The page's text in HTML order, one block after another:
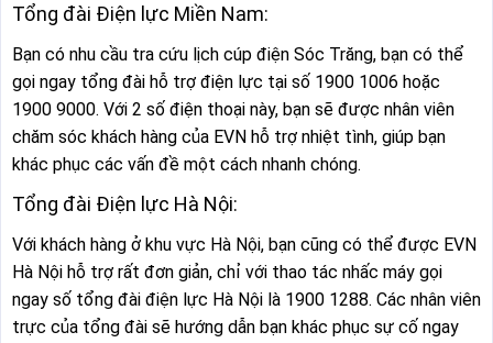
Tổng đài Điện lực Miền Nam:
Bạn có nhu cầu tra cứu lịch cúp điện Sóc Trăng, bạn có thể
gọi ngay tổng đài hỗ trợ điện lực tại số 1900 1006 hoặc
1900 9000. Với 2 số điện thoại này, bạn sẽ được nhân viên
chăm sóc khách hàng của EVN hỗ trợ nhiệt tình, giúp bạn
khác phục các vấn đề một cách nhanh chóng.
Tổng đài Điện lực Hà Nội:
Với khách hàng ở khu vực Hà Nội, bạn cũng có thể được EVN
Hà Nội hỗ trợ rất đơn giản, chỉ với thao tác nhấc máy gọi
ngay số tổng đài điện lực Hà Nội là 1900 1288. Các nhân viên
trực của tổng đài sẽ hướng dẫn bạn khác phục sự cố ngay